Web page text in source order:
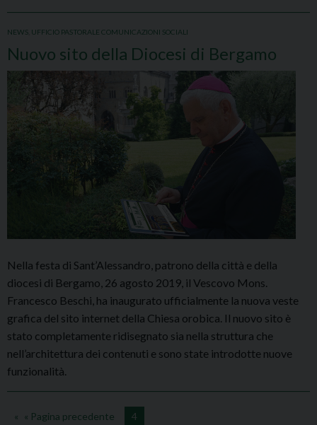
NEWS UFFICIO PASTORALE COMUNICAZIONI SOCIALI
Nuovo sito della Diocesi di Bergamo
Nella festa di Sant’Alessandro, patrono della città e della
diocesi di Bergamo, 26 agosto 2019, il Vescovo Mons.
Francesco Beschi, ha inaugurato ufficialmente la nuova veste
grafica del sito internet della Chiesa orobica. Il nuovo sito è
stato completamente ridisegnato sia nella struttura che
nell’architettura dei contenuti e sono state introdotte nuove
funzionalità.
« Pagina precedente 4